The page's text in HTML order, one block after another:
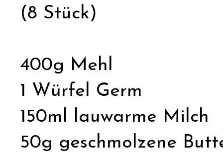
(8 Stück)
400g Mehl
1 Würfel Germ
150ml lauwarme Milch
50g geschmolzene